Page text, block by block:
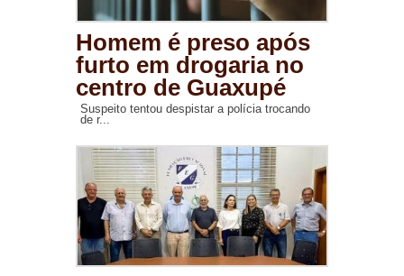
Homem é preso após
furto em drogaria no
centro de Guaxupé
Suspeito tentou despistar a polícia trocando
de r...